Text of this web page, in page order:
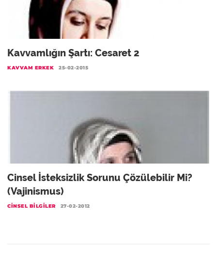
Kavvamlığın Şartı: Cesaret 2
KAVVAM ERKEK 25-02-2015
Cinsel İsteksizlik Sorunu Çözülebilir Mi?
(Vajinismus)
CINSEL BILGILER 27-02-2012